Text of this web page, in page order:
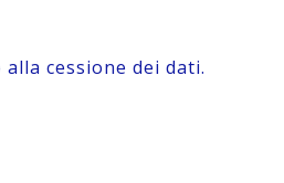
cessione dei dati.